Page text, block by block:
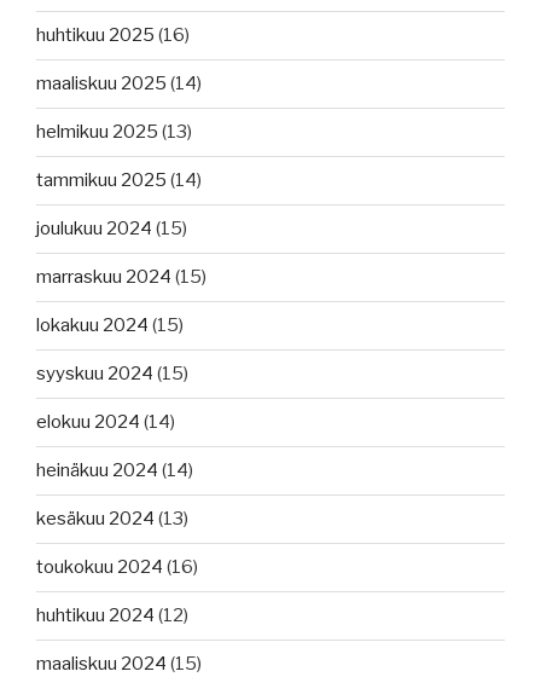
huhtikuu 2025 (16)
maaliskuu 2025 (14)
helmikuu 2025 (13)
tammikuu 2025 (14)
joulukuu 2024 (15)
marraskuu 2024 (15)
lokakuu 2024 (15)
syyskuu 2024 (15)
elokuu 2024 (14)
heinäkuu 2024 (14)
kesäkuu 2024 (13)
toukokuu 2024 (16)
huhtikuu 2024 (12)
maaliskuu 2024 (15)